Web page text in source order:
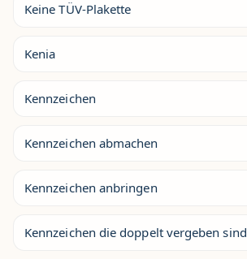
Keine TÜV-Plakette
Kenia
Kennzeichen
Kennzeichen abmachen
Kennzeichen anbringen
Kennzeichen die doppelt vergeben sind